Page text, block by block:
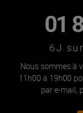
01
6J
Nous sommes à
11h00 à 19h00
par e-mail,